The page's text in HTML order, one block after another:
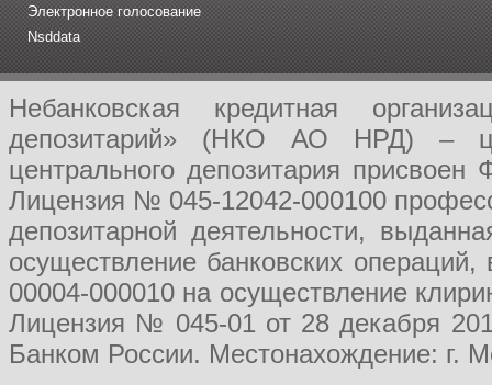
Электронное голосование
Nsddata
Небанковская кредитная
депозитарий» (НКО АО НРД) –
центрального депозитария
Лицензия № 045-12042-000100
депозитарной деятельности,
осуществление банковских
00004-000010 на осуществление
Лицензия № 045-01 от 28 декабря
Банком России. Местонахождение: г.